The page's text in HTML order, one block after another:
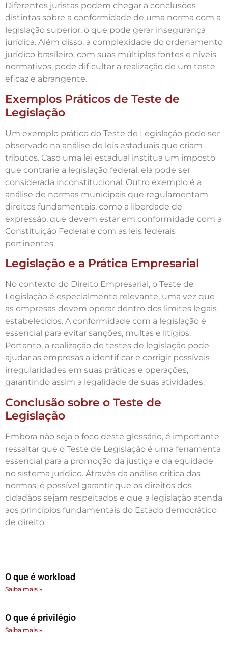
Diferentes juristas podem chegar a conclusões
distintas sobre a conformidade de uma norma com a
legislação superior, o que pode gerar insegurança
jurídica. Além disso, a complexidade do ordenamento
jurídico brasileiro, com suas múltiplas fontes e níveis
normativos, pode dificultar a realização de um teste
eficaz e abrangente.
Exemplos Práticos de Teste de
Legislação
Um exemplo prático do Teste de Legislação pode ser
observado na análise de leis estaduais que criam
tributos. Caso uma lei estadual institua um imposto
que contrarie a legislação federal, ela pode ser
considerada inconstitucional. Outro exemplo é a
análise de normas municipais que regulamentam
direitos fundamentais, como a liberdade de
expressão, que devem estar em conformidade com a
Constituição Federal e com as leis federais
pertinentes.
Legislação e a Prática Empresarial
No contexto do Direito Empresarial, o Teste de
Legislação é especialmente relevante, uma vez que
as empresas devem operar dentro dos limites legais
estabelecidos. A conformidade com a legislação é
essencial para evitar sanções, multas e litígios.
Portanto, a realização de testes de legislação pode
ajudar as empresas a identificar e corrigir possíveis
irregularidades em suas práticas e operações,
garantindo assim a legalidade de suas atividades.
Conclusão sobre o Teste de
Legislação
Embora não seja o foco deste glossário, é importante
ressaltar que o Teste de Legislação é uma ferramenta
essencial para a promoção da justiça e da equidade
no sistema jurídico. Através da análise crítica das
normas, é possível garantir que os direitos dos
cidadãos sejam respeitados e que a legislação atenda
aos princípios fundamentais do Estado democrático
de direito.
O que é workload
Saiba mais »
O que é privilégio
Saiba mais »